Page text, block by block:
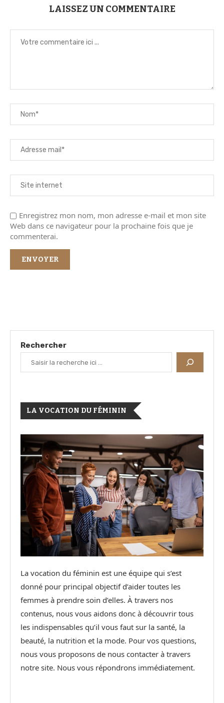
LAISSEZ UN COMMENTAIRE
Enregistrez mon nom, mon adresse e-mail et mon site
Web dans ce navigateur pour la prochaine fois que je
commenterai.
Rechercher
LA VOCATION DU FÉMININ
La vocation du féminin est une équipe qui s’est
donné pour principal objectif d’aider toutes les
femmes à prendre soin d’elles. À travers nos
contenus, nous vous aidons donc à découvrir tous
les indispensables qu’il vous faut sur la santé, la
beauté, la nutrition et la mode. Pour vos questions,
nous vous proposons de nous contacter à travers
notre site. Nous vous répondrons immédiatement.